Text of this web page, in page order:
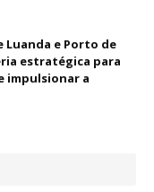
Luanda e Porto de
estratégica para
impulsionar a